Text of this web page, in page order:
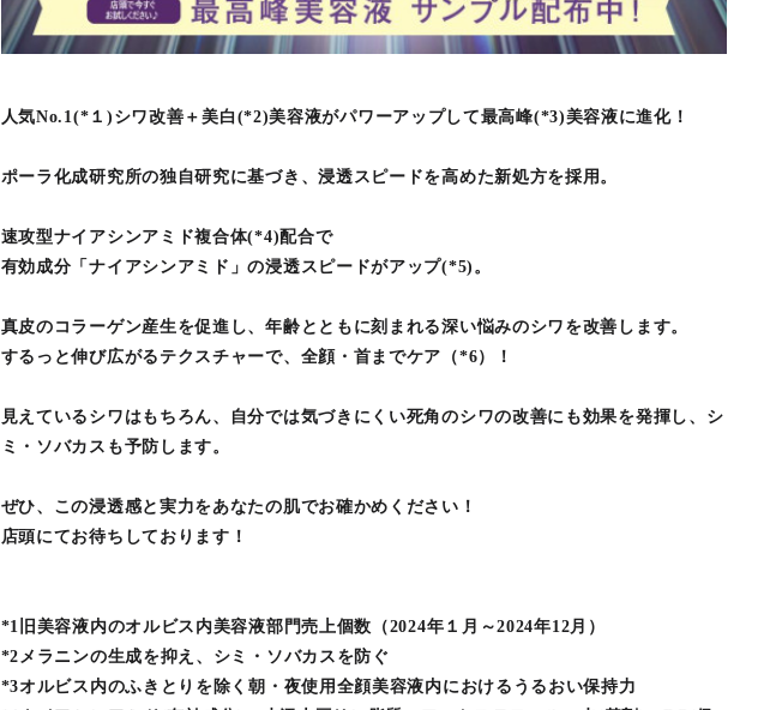
人気No.1(*１)シワ改善＋美白(*2)美容液がパワーアップして最高峰(*3)美容液に進化！
ポーラ化成研究所の独自研究に基づき、浸透スピードを高めた新処方を採用。
速攻型ナイアシンアミド複合体(*4)配合で
有効成分「ナイアシンアミド」の浸透スピードがアップ(*5)。
真皮のコラーゲン産生を促進し、年齢とともに刻まれる深い悩みのシワを改善します。
するっと伸び広がるテクスチャーで、全顔・首までケア（*6）！
見えているシワはもちろん、自分では気づきにくい死角のシワの改善にも効果を発揮し、シ
ミ・ソバカスも予防します。
ぜひ、この浸透感と実力をあなたの肌でお確かめください！
店頭にてお待ちしております！
*1旧美容液内のオルビス内美容液部門売上個数（2024年１月～2024年12月）
*2メラニンの生成を抑え、シミ・ソバカスを防ぐ
*3オルビス内のふきとりを除く朝・夜使用全顔美容液内におけるうるおい保持力